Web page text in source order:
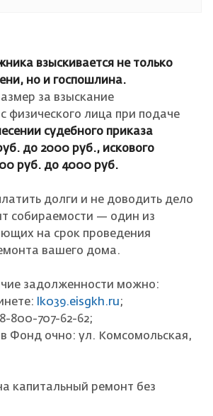
взыскивается не только
но и госпошлина.
за взыскание
физического лица при подаче
судебного приказа
до 2000 руб., искового
руб. до 4000 руб.
долги и не доводить дело
собираемости — один из
на срок проведения
вашего дома.
задолженности можно:
lk039.eisgkh.ru;
800-707-62-62;
Фонд очно: ул. Комсомольская,
капитальный ремонт без